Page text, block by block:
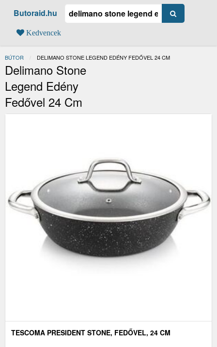
Butoraid.hu
Kedvencek
BÚTOR JELENLEGI:
DELIMANO STONE LEGEND EDÉNY FEDŐVEL 24 CM
Delimano Stone
Legend Edény
Fedővel 24 Cm
TESCOMA PRESIDENT STONE, FEDŐVEL, 24 CM